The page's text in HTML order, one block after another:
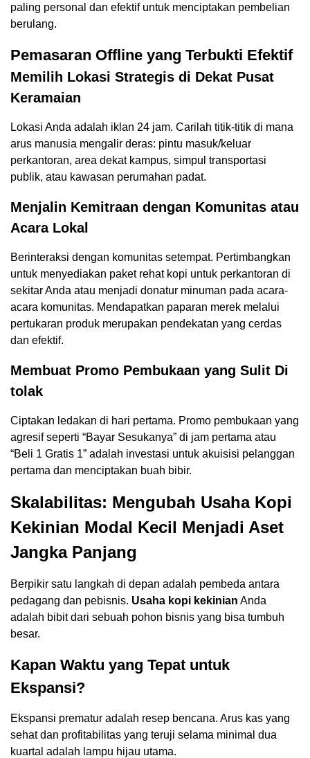
paling personal dan efektif untuk menciptakan pembelian
berulang.
Pemasaran Offline yang Terbukti Efektif
Memilih Lokasi Strategis di Dekat Pusat
Keramaian
Lokasi Anda adalah iklan 24 jam. Carilah titik-titik di mana
arus manusia mengalir deras: pintu masuk/keluar
perkantoran, area dekat kampus, simpul transportasi
publik, atau kawasan perumahan padat.
Menjalin Kemitraan dengan Komunitas atau
Acara Lokal
Berinteraksi dengan komunitas setempat. Pertimbangkan
untuk menyediakan paket rehat kopi untuk perkantoran di
sekitar Anda atau menjadi donatur minuman pada acara-
acara komunitas. Mendapatkan paparan merek melalui
pertukaran produk merupakan pendekatan yang cerdas
dan efektif.
Membuat Promo Pembukaan yang Sulit Di
tolak
Ciptakan ledakan di hari pertama. Promo pembukaan yang
agresif seperti “Bayar Sesukanya” di jam pertama atau
“Beli 1 Gratis 1” adalah investasi untuk akuisisi pelanggan
pertama dan menciptakan buah bibir.
Skalabilitas: Mengubah Usaha Kopi
Kekinian Modal Kecil Menjadi Aset
Jangka Panjang
Berpikir satu langkah di depan adalah pembeda antara
pedagang dan pebisnis. Usaha kopi kekinian Anda
adalah bibit dari sebuah pohon bisnis yang bisa tumbuh
besar.
Kapan Waktu yang Tepat untuk
Ekspansi?
Ekspansi prematur adalah resep bencana. Arus kas yang
sehat dan profitabilitas yang teruji selama minimal dua
kuartal adalah lampu hijau utama.